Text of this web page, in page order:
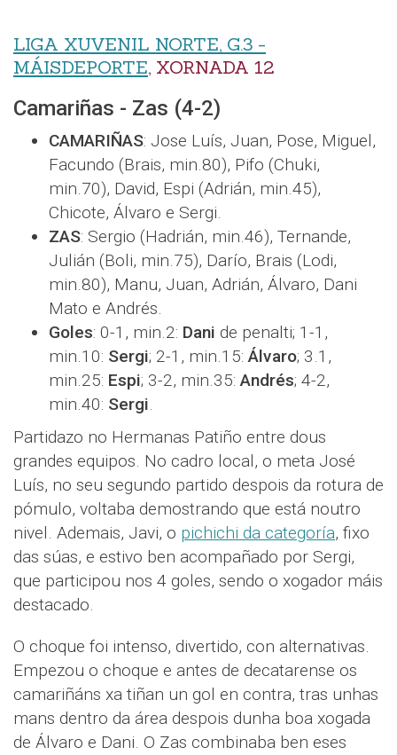
LIGA XUVENIL NORTE, G.3 -
MÁISDEPORTE, XORNADA 12
Camariñas - Zas (4-2)
CAMARIÑAS: Jose Luís, Juan, Pose, Miguel,
Facundo (Brais, min.80), Pifo (Chuki,
min.70), David, Espi (Adrián, min.45),
Chicote, Álvaro e Sergi.
ZAS: Sergio (Hadrián, min.46), Ternande,
Julián (Boli, min.75), Darío, Brais (Lodi,
min.80), Manu, Juan, Adrián, Álvaro, Dani
Mato e Andrés.
Goles: 0-1, min.2: Dani de penalti; 1-1,
min.10: Sergi; 2-1, min.15:Álvaro; 3.1,
min.25: Espi; 3-2, min.35:Andrés; 4-2,
min.40: Sergi.
Partidazo no Hermanas Patiño entre dous
grandes equipos. No cadro local, o meta José
Luís, no seu segundo partido despois da rotura de
pómulo, voltaba demostrando que está noutro
nivel. Ademais, Javi, o pichichi da categoría, fixo
das súas, e estivo ben acompañado por Sergi,
que participou nos 4 goles, sendo o xogador máis
destacado.
O choque foi intenso, divertido, con alternativas.
Empezou o choque e antes de decatarense os
camariñáns xa tiñan un gol en contra, tras unhas
mans dentro da área despois dunha boa xogada
de Álvaro e Dani. O Zas combinaba ben eses